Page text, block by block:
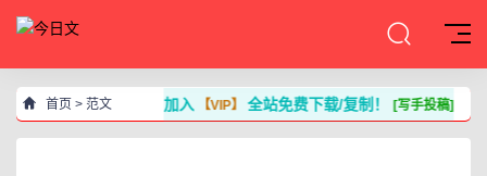
首页 > 范文 加入【VIP】全站免费下载/复制！[写手投稿]